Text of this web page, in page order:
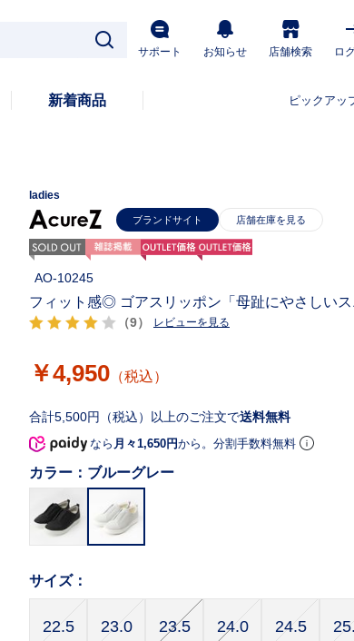
サポート お知らせ 店舗検索 ロ
新着商品 ピックアッ
ladies
ブランドサイト
AO-10245
（9） レビューを見る
フィット感◎ ゴアスリッポン「母趾にやさしいス
￥4,950 （税込）
合計5,500円（税込）以上のご注文で送料無料
なら 月々1,650円から。分割手数料無料
カラー： ブルーグレー
サイズ：
22.5 23.0 23.5 24.0 24.5